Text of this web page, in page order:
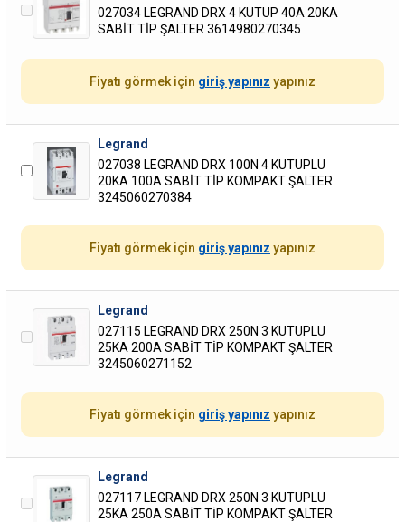
027034 LEGRAND DRX 4 KUTUP 40A 20KA
SABİT TİP ŞALTER 3614980270345
Fiyatı görmek için giriş yapınız yapınız
Legrand
027038 LEGRAND DRX 100N 4 KUTUPLU
20KA 100A SABİT TİP KOMPAKT ŞALTER
3245060270384
Fiyatı görmek için giriş yapınız yapınız
Legrand
027115 LEGRAND DRX 250N 3 KUTUPLU
25KA 200A SABİT TİP KOMPAKT ŞALTER
3245060271152
Fiyatı görmek için giriş yapınız yapınız
Legrand
027117 LEGRAND DRX 250N 3 KUTUPLU
25KA 250A SABİT TİP KOMPAKT ŞALTER